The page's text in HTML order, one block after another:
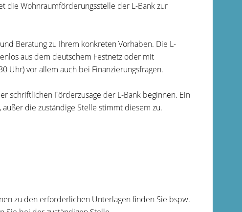
die Wohnraumförderungsstelle der L-Bank zur
Beratung zu Ihrem konkreten Vorhaben. Die L-
aus dem deutschem Festnetz oder mit
Uhr) vor allem auch bei Finanzierungsfragen.
schriftlichen Förderzusage der L-Bank beginnen. Ein
die zuständige Stelle stimmt diesem zu.
zu den erforderlichen Unterlagen finden Sie bspw.